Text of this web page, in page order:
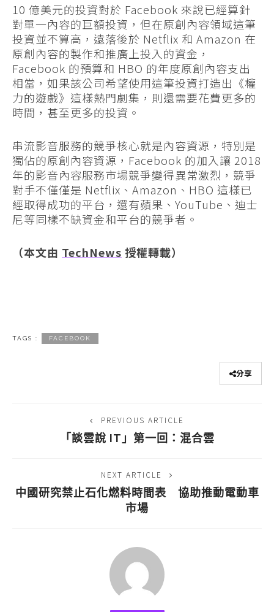
10 億美元的投資對於 Facebook 來說已經算針
對單一內容的巨額投資，但在原創內容領域這筆
投資並不算高，遠落後於 Netflix 和 Amazon 在
原創內容的製作和推廣上投入的資金，
Facebook 的預算和 HBO 的年度原創內容支出
相當，如果該公司希望使用這筆投資打造出《權
力的遊戲》這樣熱門劇集，則還需要花費更多的
時間，甚至更多的投資。
串流影音服務的競爭核心就是內容資源，特別是
獨佔的原創內容資源，Facebook 的加入讓 2018
年的影音內容服務市場競爭變得異常激烈，競爭
對手不僅僅是 Netflix、Amazon、HBO 這樣已
經取得成功的平台，還有蘋果、YouTube、迪士
尼等同樣不缺資金和平台的競爭者。
（本文由 TechNews 授權轉載）
TAGS : FACEBOOK
分享
PREVIOUS ARTICLE
「談雲說 IT」第一回：混合雲
NEXT ARTICLE
中國研究禁止石化燃料時間表 協助推動電動車
市場